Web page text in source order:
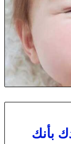
بأنك